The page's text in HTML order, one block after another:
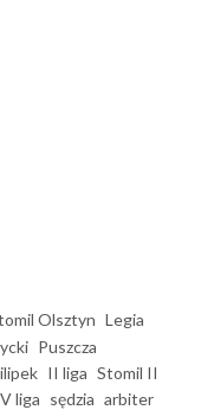
Olsztyn Legia
Puszcza
II liga Stomil II
liga sędzia arbiter